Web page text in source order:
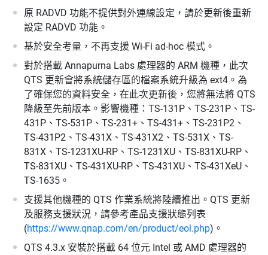
原 RADVD 功能不提供對外連線設定，請於更新後重新
設定 RADVD 功能。
基於安全考量，不再支援 Wi-Fi ad-hoc 模式。
對於搭載 Annapurna Labs 處理器的 ARM 機種，此次
QTS 更新會將系統儲存區的檔案系統升級為 ext4。為
了確保您的資料安全，在此次更新後，您將無法將 QTS
降級至先前版本。影響機種：TS-131P、TS-231P、TS-
431P、TS-531P、TS-231+、TS-431+、TS-231P2、
TS-431P2、TS-431X、TS-431X2、TS-531X、TS-
831X、TS-1231XU-RP、TS-1231XU、TS-831XU-RP、
TS-831XU、TS-431XU-RP、TS-431XU、TS-431XeU、
TS-1635。
支援其他機種的 QTS 作業系統將陸續推出。QTS 更新
及服務支援狀況，請參考產品支援狀態列表
(https://www.qnap.com/en/product/eol.php)。
QTS 4.3.x 安裝於搭載 64 位元 Intel 或 AMD 處理器的